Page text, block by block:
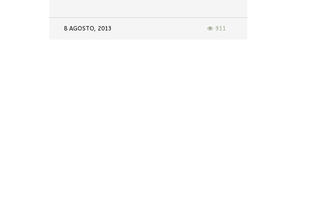
8 AGOSTO, 2013 911